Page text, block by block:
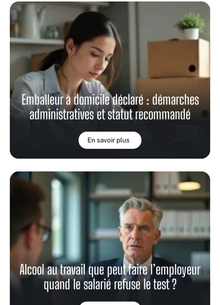
Emballeur à domicile déclaré : démarches
administratives et statut recommandé
En savoir plus
Alcool au travail que peut faire l’employeur
quand le salarié refuse le test ?